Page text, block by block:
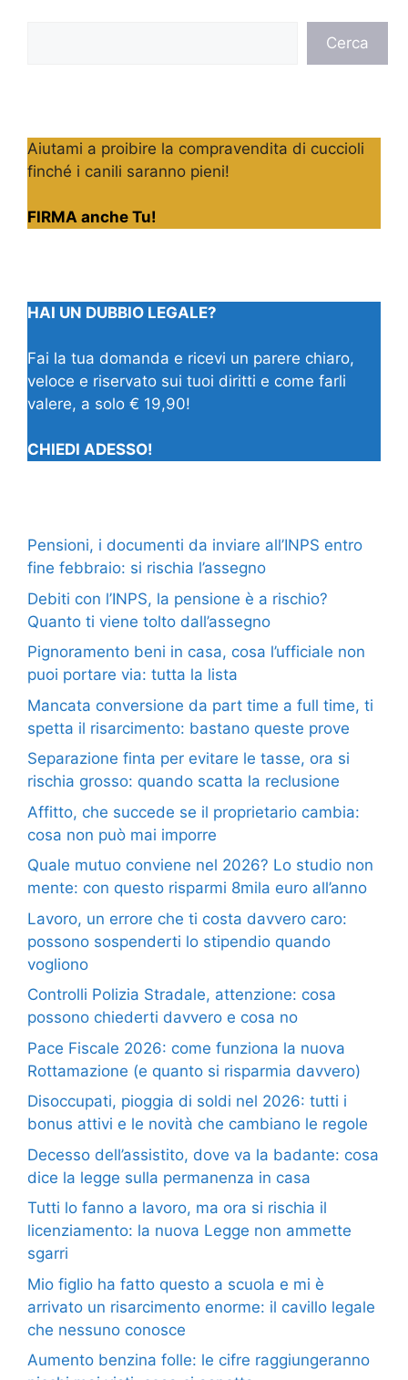
Cerca
Aiutami a proibire la compravendita di cuccioli
finché i canili saranno pieni!
FIRMA anche Tu!
HAI UN DUBBIO LEGALE?
Fai la tua domanda e ricevi un parere chiaro,
veloce e riservato sui tuoi diritti e come farli
valere, a solo € 19,90!
CHIEDI ADESSO!
Pensioni, i documenti da inviare all’INPS entro
fine febbraio: si rischia l’assegno
Debiti con l’INPS, la pensione è a rischio?
Quanto ti viene tolto dall’assegno
Pignoramento beni in casa, cosa l’ufficiale non
puoi portare via: tutta la lista
Mancata conversione da part time a full time, ti
spetta il risarcimento: bastano queste prove
Separazione finta per evitare le tasse, ora si
rischia grosso: quando scatta la reclusione
Affitto, che succede se il proprietario cambia:
cosa non può mai imporre
Quale mutuo conviene nel 2026? Lo studio non
mente: con questo risparmi 8mila euro all’anno
Lavoro, un errore che ti costa davvero caro:
possono sospenderti lo stipendio quando
vogliono
Controlli Polizia Stradale, attenzione: cosa
possono chiederti davvero e cosa no
Pace Fiscale 2026: come funziona la nuova
Rottamazione (e quanto si risparmia davvero)
Disoccupati, pioggia di soldi nel 2026: tutti i
bonus attivi e le novità che cambiano le regole
Decesso dell’assistito, dove va la badante: cosa
dice la legge sulla permanenza in casa
Tutti lo fanno a lavoro, ma ora si rischia il
licenziamento: la nuova Legge non ammette
sgarri
Mio figlio ha fatto questo a scuola e mi è
arrivato un risarcimento enorme: il cavillo legale
che nessuno conosce
Aumento benzina folle: le cifre raggiungeranno